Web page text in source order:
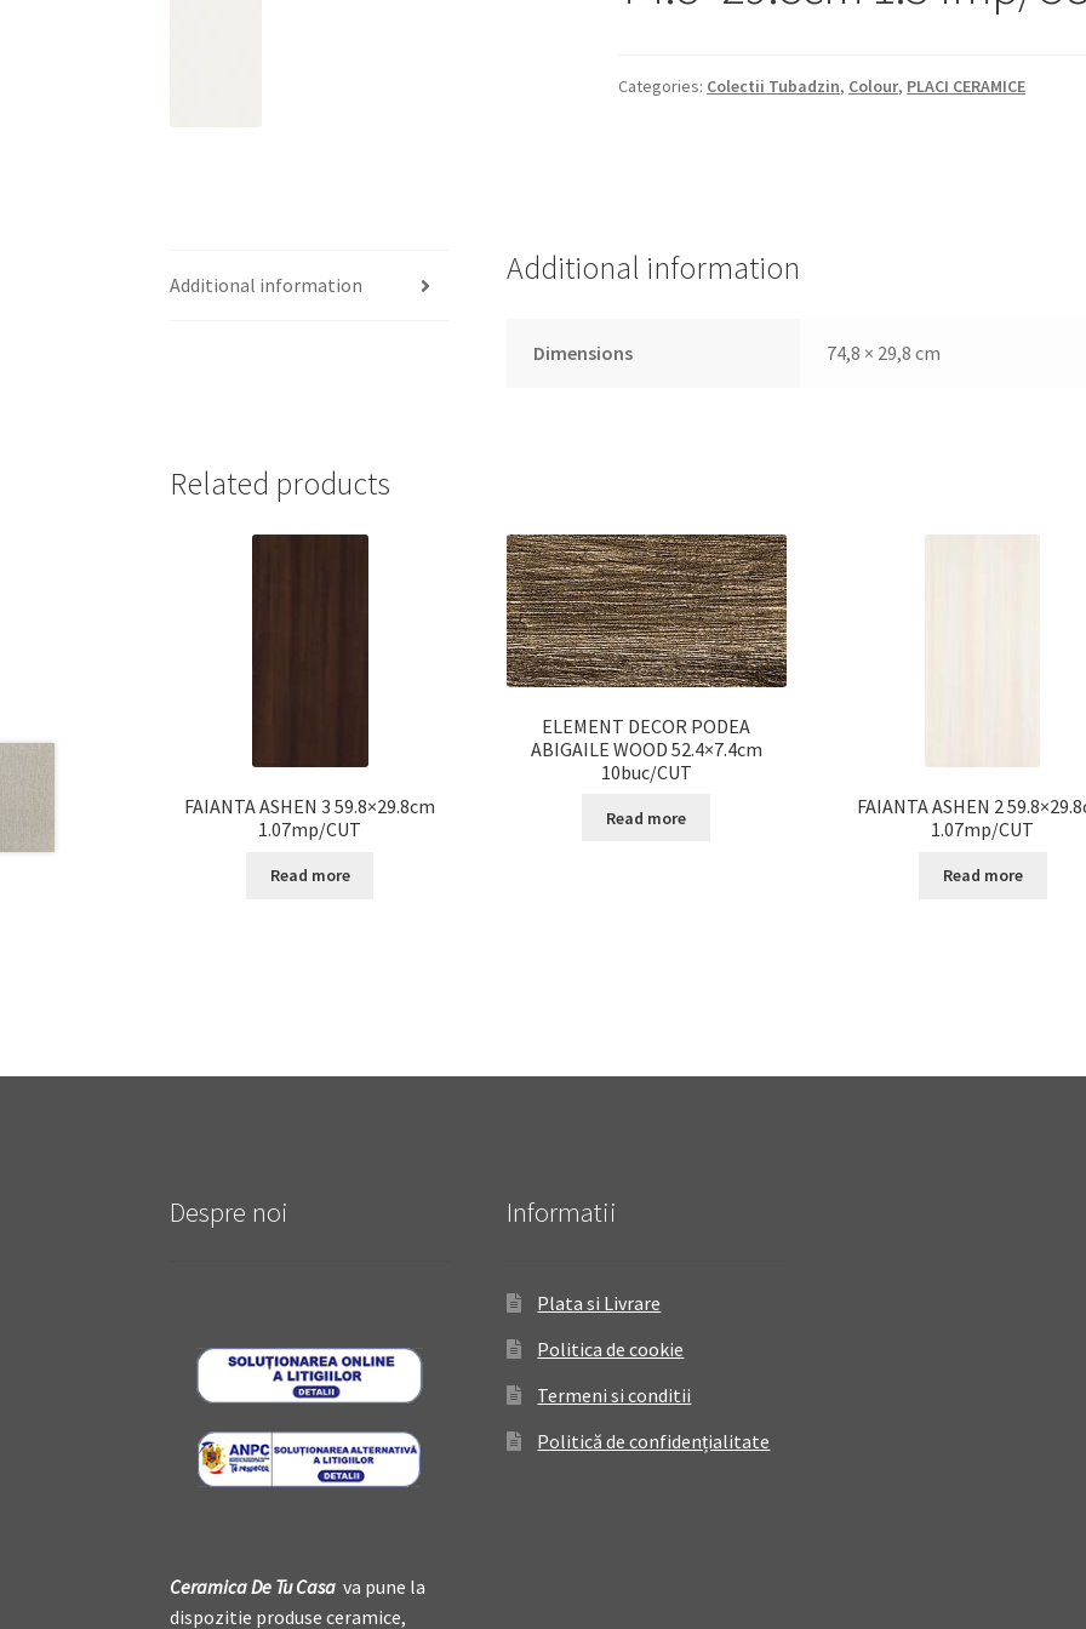
Categories: Colectii Tubadzin, Colour, PLACI CERAMICE
Additional information Additional information
Dimensions 74,8 × 29,8 cm
Related products
FAIANTA ASHEN 3 59.8×29.8cm
1.07mp/CUT
Read more
ELEMENT DECOR PODEA
ABIGAILE WOOD 52.4×7.4cm
10buc/CUT
Read more
FAIANTA ASHEN 2
1.07mp/CUT
Read more
Despre noi
Ceramica De Tu Casa va pune la
dispozitie produse ceramice,
Informatii
Plata si Livrare
Politica de cookie
Termeni si conditii
Politică de confidențialitate